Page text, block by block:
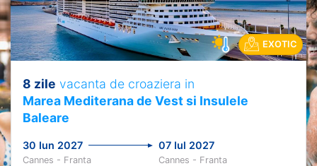
EXOTIC
8 zile vacanta de croaziera in
Marea Mediterana de Vest si Insulele
Baleare
30 Iun 2027 07 Iul 2027
Cannes - Franta Cannes - Franta